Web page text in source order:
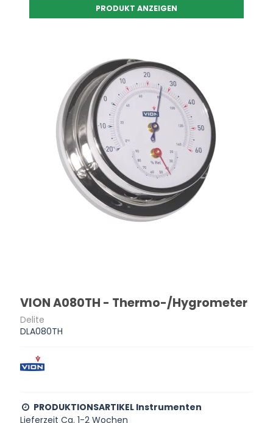
PRODUKT ANZEIGEN
VION A080TH - Thermo-/Hygrometer
Delite
DLA080TH
PRODUKTIONSARTIKEL Instrumenten
Lieferzeit Ca. 1-2 Wochen